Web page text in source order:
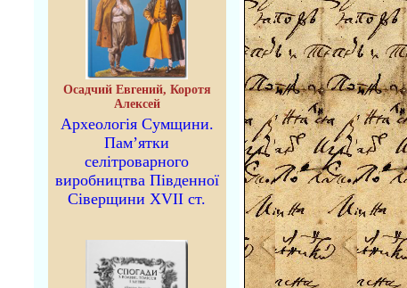
Осадчий Евгений, Коротя
Алексей
Археологія Сумщини.
Пам’ятки
селітроварного
виробництва Південної
Сіверщини XVII ст.